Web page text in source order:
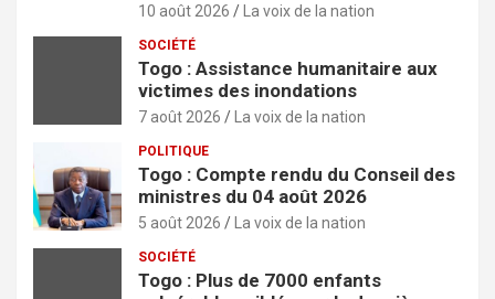
10 août 2026 La voix de la nation
SOCIÉTÉ
Togo : Assistance humanitaire aux
victimes des inondations
7 août 2026 La voix de la nation
POLITIQUE
Togo : Compte rendu du Conseil des
ministres du 04 août 2026
5 août 2026 La voix de la nation
SOCIÉTÉ
Togo : Plus de 7000 enfants